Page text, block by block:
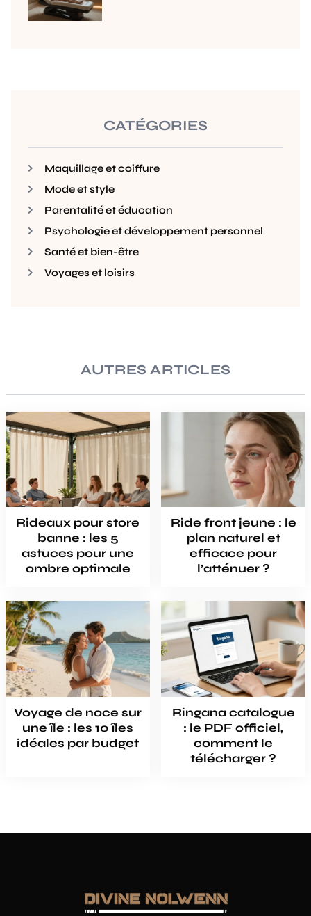
CATÉGORIES
Maquillage et coiffure
Mode et style
Parentalité et éducation
Psychologie et développement personnel
Santé et bien-être
Voyages et loisirs
AUTRES ARTICLES
Rideaux pour store
banne : les 5
astuces pour une
ombre optimale
Ride front jeune : le
plan naturel et
efficace pour
l’atténuer ?
Voyage de noce sur
une île : les 10 îles
idéales par budget
Ringana catalogue
: le PDF officiel,
comment le
télécharger ?